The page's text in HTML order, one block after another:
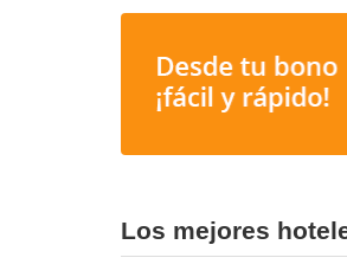
Los mejores